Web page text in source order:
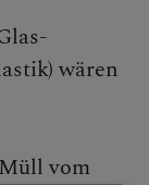
wären
vom